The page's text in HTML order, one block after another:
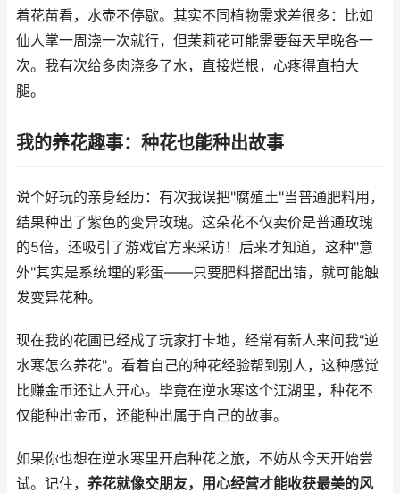
着花苗看，水壶不停歇。其实不同植物需求差很多：比如
仙人掌一周浇一次就行，但茉莉花可能需要每天早晚各一
次。我有次给多肉浇多了水，直接烂根，心疼得直拍大
腿。
我的养花趣事：种花也能种出故事
说个好玩的亲身经历：有次我误把"腐殖土"当普通肥料用，
结果种出了紫色的变异玫瑰。这朵花不仅卖价是普通玫瑰
的5倍，还吸引了游戏官方来采访！后来才知道，这种"意
外"其实是系统埋的彩蛋——只要肥料搭配出错，就可能触
发变异花种。
现在我的花圃已经成了玩家打卡地，经常有新人来问我"逆
水寒怎么养花"。看着自己的种花经验帮到别人，这种感觉
比赚金币还让人开心。毕竟在逆水寒这个江湖里，种花不
仅能种出金币，还能种出属于自己的故事。
如果你也想在逆水寒里开启种花之旅，不妨从今天开始尝
试。记住， 养花就像交朋友，用心经营才能收获最美的风